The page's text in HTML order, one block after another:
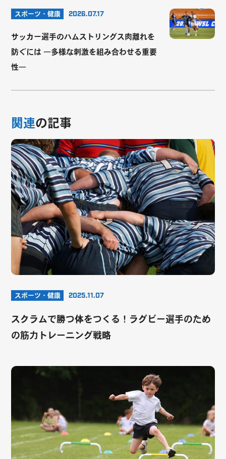
スポーツ・健康 2026.07.17
サッカー選手のハムストリングス肉離れを
防ぐには ―多様な刺激を組み合わせる重要
性―
関連の記事
スポーツ・健康 2025.11.07
スクラムで勝つ体をつくる！ラグビー選手のため
の筋力トレーニング戦略